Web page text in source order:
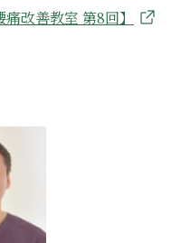
改善教室 第8回】